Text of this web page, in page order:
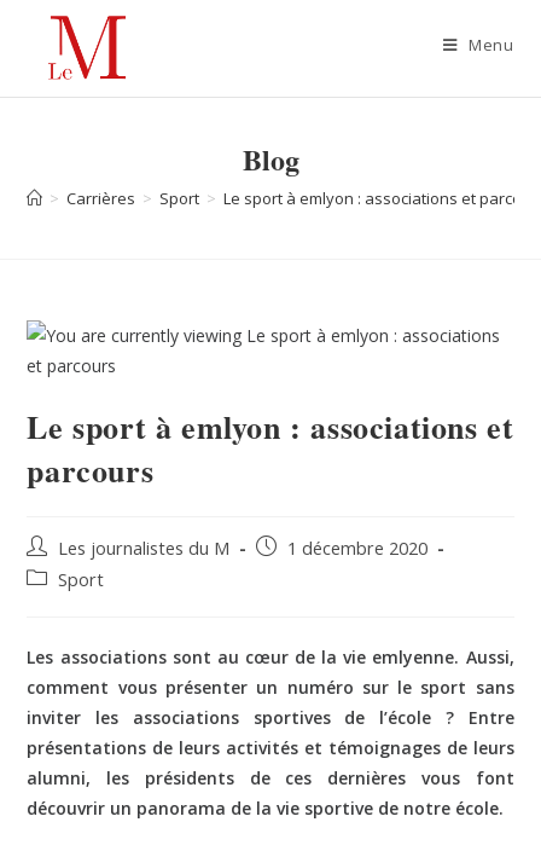
Menu
Blog
> Carrières > Sport > Le sport à emlyon : associations et
Le sport à emlyon : associations et
parcours
Les journalistes du M
1 décembre 2020
Sport
Les associations sont au cœur de la vie emlyenne. Aussi,
comment vous présenter un numéro sur le sport sans
inviter les associations sportives de l’école ? Entre
présentations de leurs activités et témoignages de leurs
alumni, les présidents de ces dernières vous font
découvrir un panorama de la vie sportive de notre école.